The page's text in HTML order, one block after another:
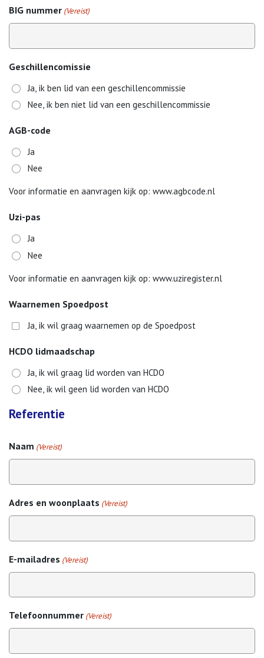
BIG nummer (Vereist)
Geschillencomissie
Ja, ik ben lid van een geschillencommissie
Nee, ik ben niet lid van een geschillencommissie
AGB-code
Ja
Nee
Voor informatie en aanvragen kijk op: www.agbcode.nl
Uzi-pas
Ja
Nee
Voor informatie en aanvragen kijk op: www.uziregister.nl
Waarnemen Spoedpost
Ja, ik wil graag waarnemen op de Spoedpost
HCDO lidmaadschap
Ja, ik wil graag lid worden van HCDO
Nee, ik wil geen lid worden van HCDO
Referentie
Naam (Vereist)
Adres en woonplaats (Vereist)
E-mailadres (Vereist)
Telefoonnummer (Vereist)